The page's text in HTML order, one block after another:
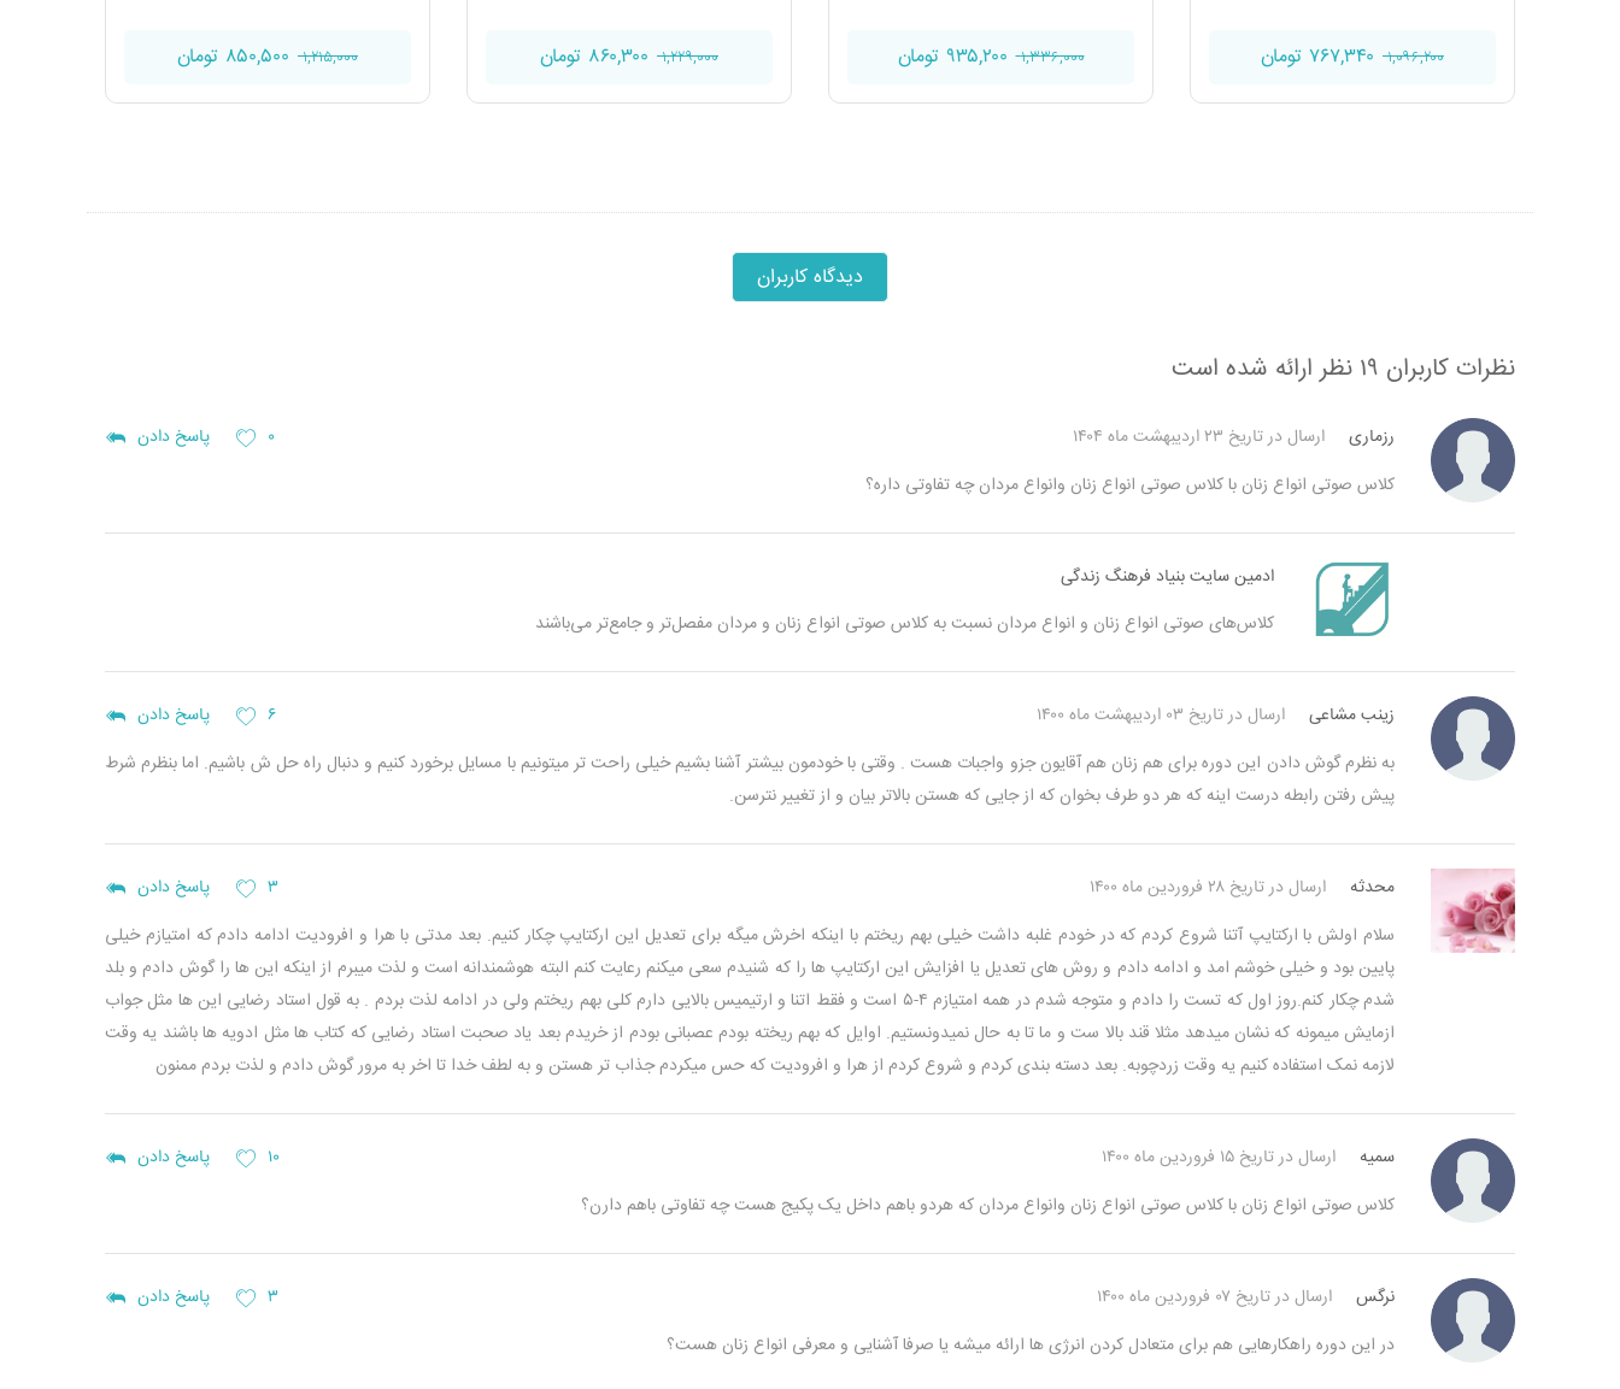
۱,۰۹۶,۲۰۰ ۷۶۷,۳۴۰ تومان ۱,۳۳۶,۰۰۰ ۹۳۵,۲۰۰ تومان ۱,۲۲۹,۰۰۰ ۸۶۰,۳۰۰ تومان ۱,۲۱۵,۰۰۰ ۸۵۰,۵۰۰ تومان
دیدگاه کاربران
نظرات کاربران ۱۹ نظر ارائه شده است
رزماری ارسال در تاریخ ۲۳ اردیبهشت ماه ۱۴۰۴ ۰ پاسخ دادن
کلاس صوتی انواع زنان با کلاس صوتی انواع زنان وانواع مردان چه تفاوتی داره؟
ادمین سایت بنیاد فرهنگ زندگی
کلاس‌های صوتی انواع زنان و انواع مردان نسبت به کلاس صوتی انواع زنان و مردان مفصل‌تر و جامع‌تر می‌باشند
زینب مشاعی ارسال در تاریخ ۰۳ اردیبهشت ماه ۱۴۰۰ ۶ پاسخ دادن
به نظرم گوش دادن این دوره برای هم زنان هم آقایون جزو واجبات هست . وقتی با خودمون بیشتر آشنا بشیم خیلی راحت تر میتونیم با مسایل برخورد کنیم و دنبال راه حل ش باشیم. اما بنظرم شرط
پیش رفتن رابطه درست اینه که هر دو طرف بخوان که از جایی که هستن بالاتر بیان و از تغییر نترسن.
محدثه ارسال در تاریخ ۲۸ فروردین ماه ۱۴۰۰ ۳ پاسخ دادن
سلام اولش با ارکتایپ آتنا شروع کردم که در خودم غلبه داشت خیلی بهم ریختم با اینکه اخرش میگه برای تعدیل این ارکتایپ چکار کنیم. بعد مدتی با هرا و افرودیت ادامه دادم که امتیازم خیلی
پایین بود و خیلی خوشم امد و ادامه دادم و روش های تعدیل یا افزایش این ارکتایپ ها را که شنیدم سعی میکنم رعایت کنم البته هوشمندانه است و لذت میبرم از اینکه این ها را گوش دادم و بلد
شدم چکار کنم.روز اول که تست را دادم و متوجه شدم در همه امتیازم ۴-۵ است و فقط اتنا و ارتیمیس بالایی دارم کلی بهم ریختم ولی در ادامه لذت بردم . به قول استاد رضایی این ها مثل جواب
ازمایش میمونه که نشان میدهد مثلا قند بالا ست و ما تا به حال نمیدونستیم. اوایل که بهم ریخته بودم عصبانی بودم از خریدم بعد یاد صحبت استاد رضایی که کتاب ها مثل ادویه ها باشند یه وقت
لازمه نمک استفاده کنیم یه وقت زردچوبه. بعد دسته بندی کردم و شروع کردم از هرا و افرودیت که حس میکردم جذاب تر هستن و به لطف خدا تا اخر به مرور گوش دادم و لذت بردم ممنون
سمیه ارسال در تاریخ ۱۵ فروردین ماه ۱۴۰۰ ۱۰ پاسخ دادن
کلاس صوتی انواع زنان با کلاس صوتی انواع زنان وانواع مردان که هردو باهم داخل یک پکیج هست چه تفاوتی باهم دارن؟
نرگس ارسال در تاریخ ۰۷ فروردین ماه ۱۴۰۰ ۳ پاسخ دادن
در این دوره راهکارهایی هم برای متعادل کردن انرژی ها ارائه میشه یا صرفا آشنایی و معرفی انواع زنان هست؟